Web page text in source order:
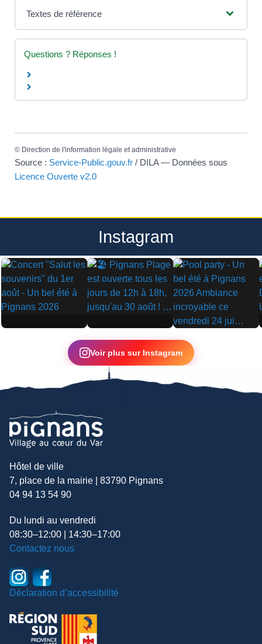
Textes de référence
Questions ? Réponses !
© Direction de l'information légale et administrative
Source : Service-Public.gouv.fr / DILA — Données sous
Licence Ouverte v2.0
Instagram
▶ ▶
▶
Voir plus sur Instagram
Hôtel de ville
7, place de la mairie | 83790 Pignans
04 94 13 54 90
Du lundi au vendredi
08:30–12:00 | 14:30–17:00
Contactez nous
Déclaration d’accessibilité